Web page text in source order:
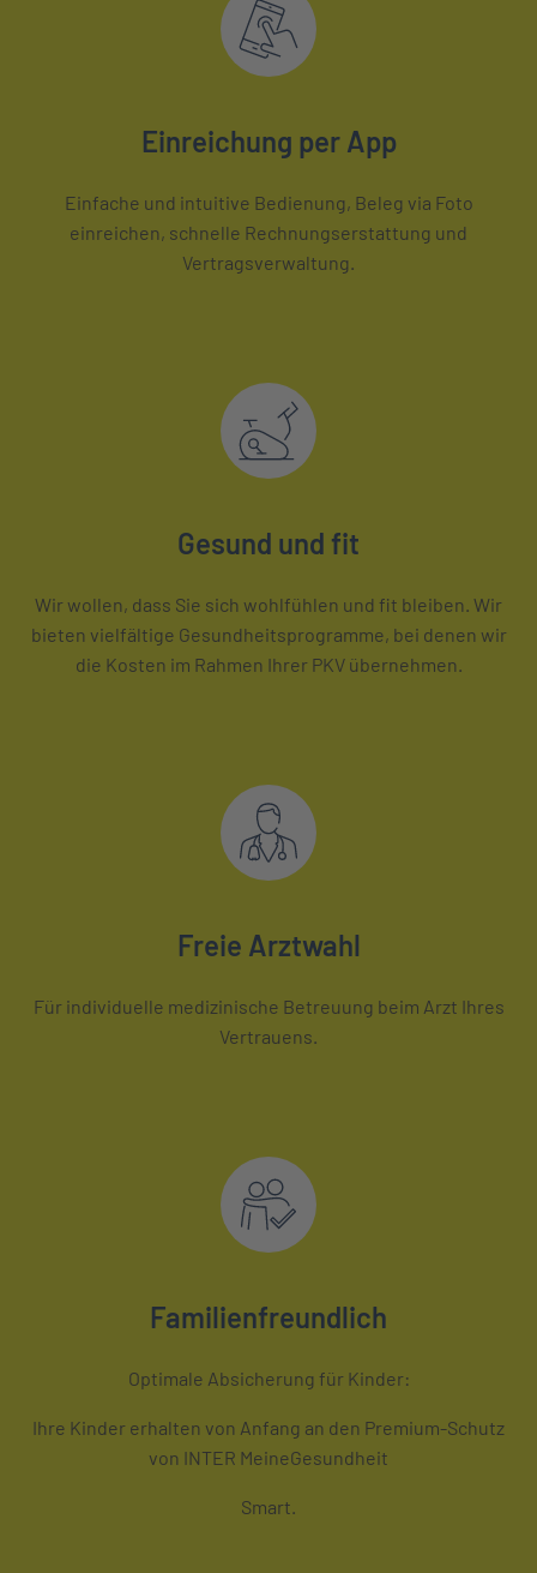
Einreichung per App
Einfache und intuitive Bedienung, Beleg via Foto
einreichen, schnelle Rechnungserstattung und
Vertragsverwaltung.
Gesund und fit
Wir wollen, dass Sie sich wohlfühlen und fit bleiben. Wir
bieten vielfältige Gesundheitsprogramme, bei denen wir
die Kosten im Rahmen Ihrer PKV übernehmen.
Freie Arztwahl
Für individuelle medizinische Betreuung beim Arzt Ihres
Vertrauens.
Familienfreundlich
Optimale Absicherung für Kinder:
Ihre Kinder erhalten von Anfang an den Premium-Schutz
von INTER MeineGesundheit
Smart.